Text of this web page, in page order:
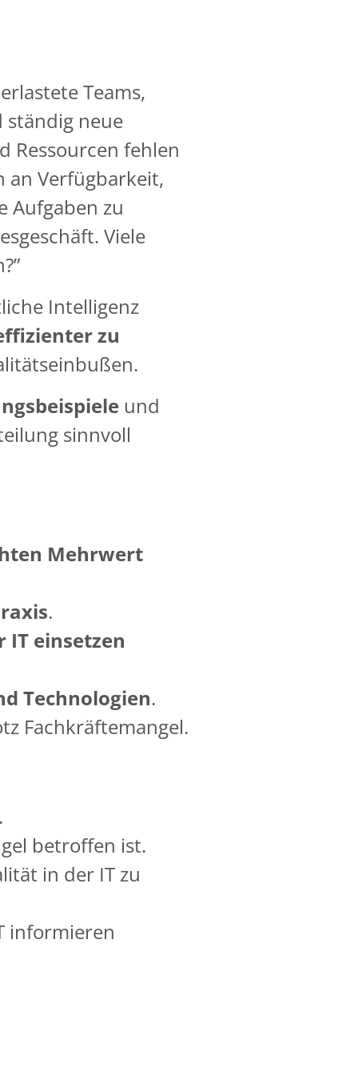
Teams,
ständig neue
Ressourcen fehlen
an Verfügbarkeit,
Aufgaben zu
Viele
Intelligenz
zu
und
sinnvoll
Mehrwert
.
IT einsetzen
Technologien.
Fachkräftemangel.
betroffen ist.
in der IT zu
informieren